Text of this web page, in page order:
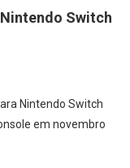
Switch
Nintendo Switch
em novembro